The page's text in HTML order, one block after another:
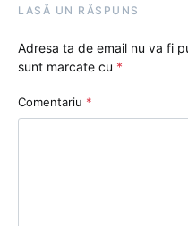
LASĂ UN RĂSPUNS
Adresa ta de email nu va fi
sunt marcate cu *
Comentariu *